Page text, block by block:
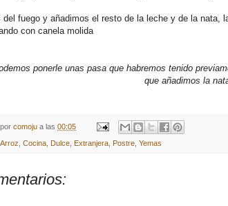
del fuego y añadimos el resto de la leche y de la
con canela molida
ponerle unas pasa que habremos tenido
que añadimos la
comoju a las 00:05
Arroz Cocina Dulce Extranjera Postre Yemas